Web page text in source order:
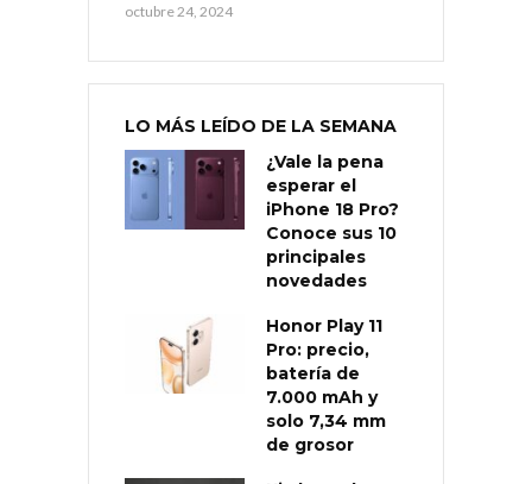
octubre 24, 2024
LO MÁS LEÍDO DE LA SEMANA
¿Vale la pena
esperar el
iPhone 18 Pro?
Conoce sus 10
principales
novedades
Honor Play 11
Pro: precio,
batería de
7.000 mAh y
solo 7,34 mm
de grosor